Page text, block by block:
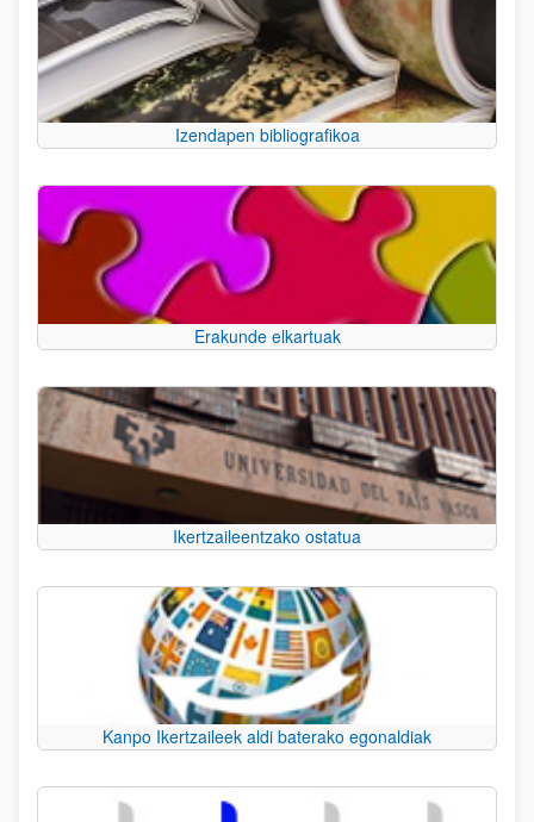
Izendapen bibliografikoa
Erakunde elkartuak
Ikertzaileentzako ostatua
Kanpo Ikertzaileek aldi baterako egonaldiak